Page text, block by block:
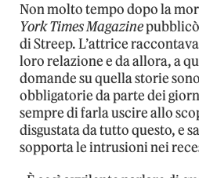
Non molto tempo dopo la
York Times Magazine
di Streep. L’attrice
loro relazione e da allora, a
domande su quella storie
obbligatorie da parte dei
sempre di farla uscire allo
disgustata da tutto questo, e
sopporta le intrusioni nei